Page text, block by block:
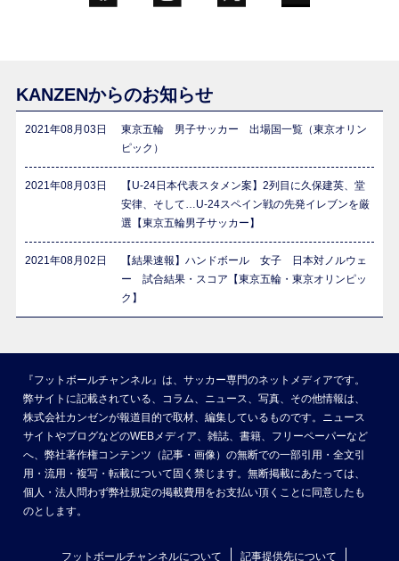
KANZENからのお知らせ
2021年08月03日
東京五輪 男子サッカー 出場国一覧（東京オリン
ピック）
2021年08月03日
【U-24日本代表スタメン案】2列目に久保建英、堂
安律、そして…U-24スペイン戦の先発イレブンを厳
選【東京五輪男子サッカー】
2021年08月02日
【結果速報】ハンドボール 女子 日本対ノルウェ
ー 試合結果・スコア【東京五輪・東京オリンピッ
ク】
『フットボールチャンネル』は、サッカー専門のネットメディアです。
弊サイトに記載されている、コラム、ニュース、写真、その他情報は、
株式会社カンゼンが報道目的で取材、編集しているものです。ニュース
サイトやブログなどのWEBメディア、雑誌、書籍、フリーペーパーなど
へ、弊社著作権コンテンツ（記事・画像）の無断での一部引用・全文引
用・流用・複写・転載について固く禁じます。無断掲載にあたっては、
個人・法人問わず弊社規定の掲載費用をお支払い頂くことに同意したも
のとします。
フットボールチャンネルについて 記事提供先について